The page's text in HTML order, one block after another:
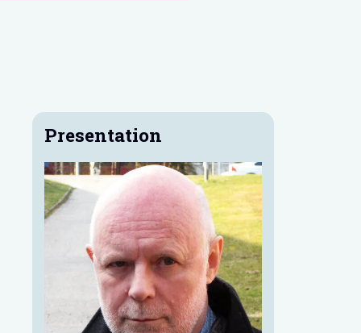
Presentation